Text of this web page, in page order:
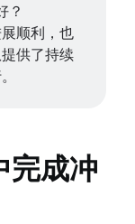
？
顺利，也
供了持续
完成冲